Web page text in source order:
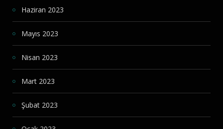
Haziran 2023
Mayıs 2023
Nisan 2023
Mart 2023
Şubat 2023